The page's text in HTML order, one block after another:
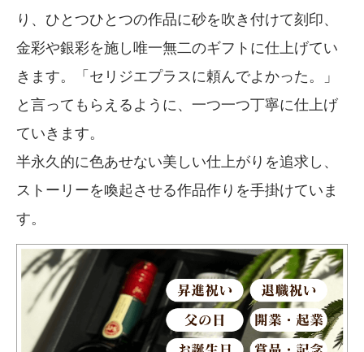
り、ひとつひとつの作品に砂を吹き付けて刻印、
金彩や銀彩を施し唯一無二のギフトに仕上げてい
きます。「セリジエプラスに頼んでよかった。」
と言ってもらえるように、一つ一つ丁寧に仕上げ
ていきます。
半永久的に色あせない美しい仕上がりを追求し、
ストーリーを喚起させる作品作りを手掛けていま
す。